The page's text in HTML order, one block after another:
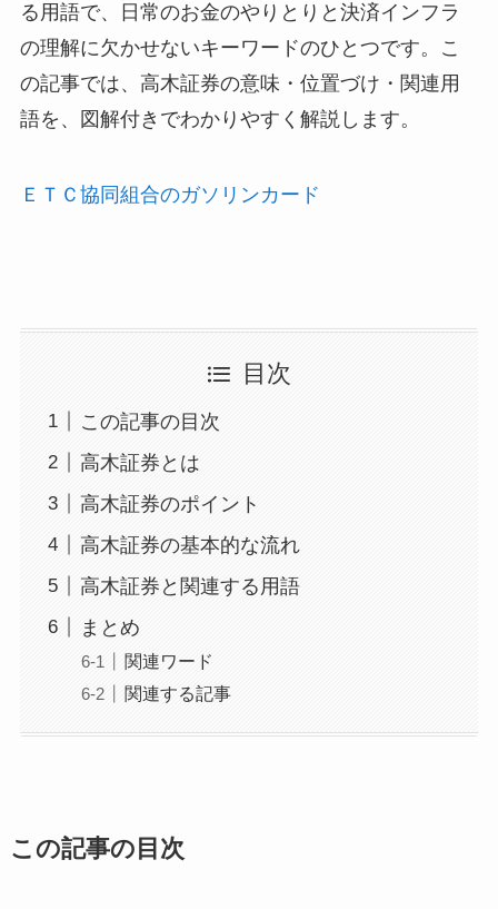
る用語で、日常のお金のやりとりと決済インフラ
の理解に欠かせないキーワードのひとつです。こ
の記事では、高木証券の意味・位置づけ・関連用
語を、図解付きでわかりやすく解説します。
ＥＴＣ協同組合のガソリンカード
目次
この記事の目次
高木証券とは
高木証券のポイント
高木証券の基本的な流れ
高木証券と関連する用語
まとめ
関連ワード
関連する記事
この記事の目次